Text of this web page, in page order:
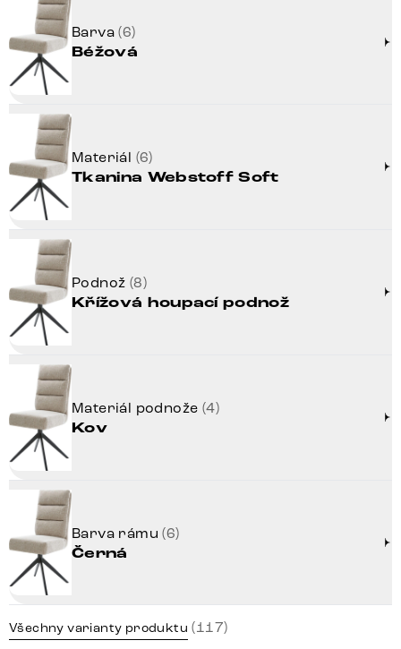
Barva(6)
Béžová
Materiál (6)
Tkanina Webstoff Soft
Podnož (8)
Křížová houpací podnož
Materiál podnože (4)
Kov
Barva rámu(6)
Černá
Všechny varianty produktu (117)